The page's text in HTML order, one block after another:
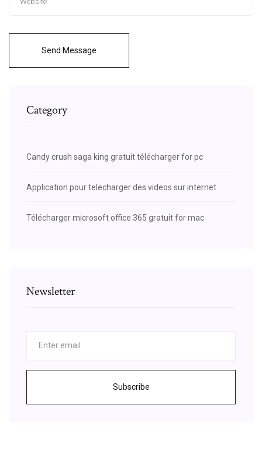
Send Message
Category
Candy crush saga king gratuit télécharger for pc
Application pour telecharger des videos sur internet
Télécharger microsoft office 365 gratuit for mac
Newsletter
Subscribe